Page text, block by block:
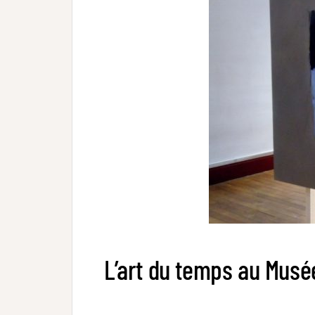
L’art du temps au